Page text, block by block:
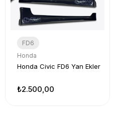
FD6
Honda
Honda Civic FD6 Yan Ekler
₺2.500,00